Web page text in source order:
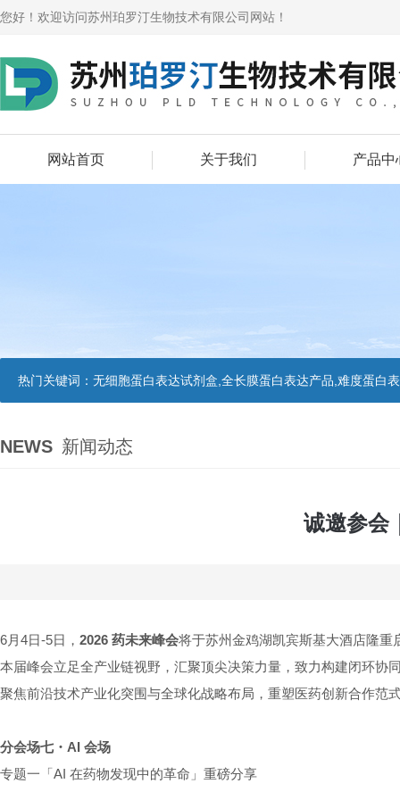
您好！欢迎访问苏州珀罗汀生物技术有限公司网站！
网站首页 关于我们 产品中
热门关键词： 无细胞蛋白表达试剂盒,全长膜蛋白表达产品,难度蛋白
NEWS 新闻动态
诚邀参会
6月4日-5日， 2026 药未来峰会将于苏州金鸡湖凯宾斯基大酒店隆重
本届峰会立足全产业链视野，汇聚顶尖决策力量， 致力构建闭环协
聚焦前沿技术产业化突围与全球化战略布局，重塑医药创新合作范
分会场七・AI 会场
专题一「AI 在药物发现中的革命」重磅分享